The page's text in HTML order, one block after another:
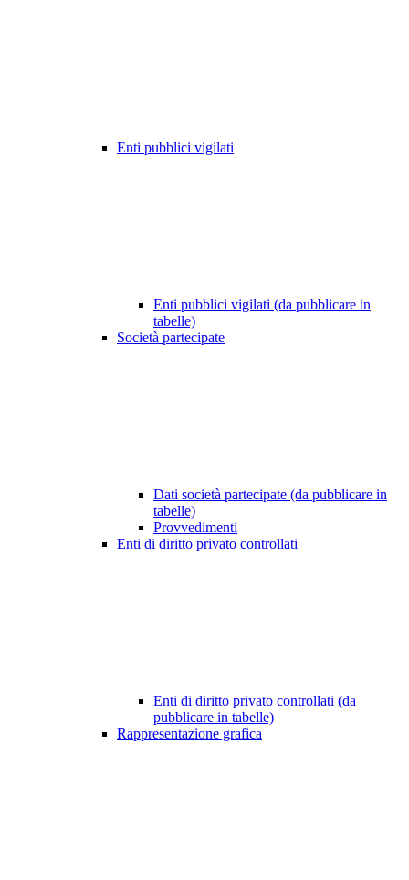
Enti pubblici vigilati
Enti pubblici vigilati (da pubblicare in
tabelle)
Società partecipate
Dati società partecipate (da pubblicare in
tabelle)
Provvedimenti
Enti di diritto privato controllati
Enti di diritto privato controllati (da
pubblicare in tabelle)
Rappresentazione grafica